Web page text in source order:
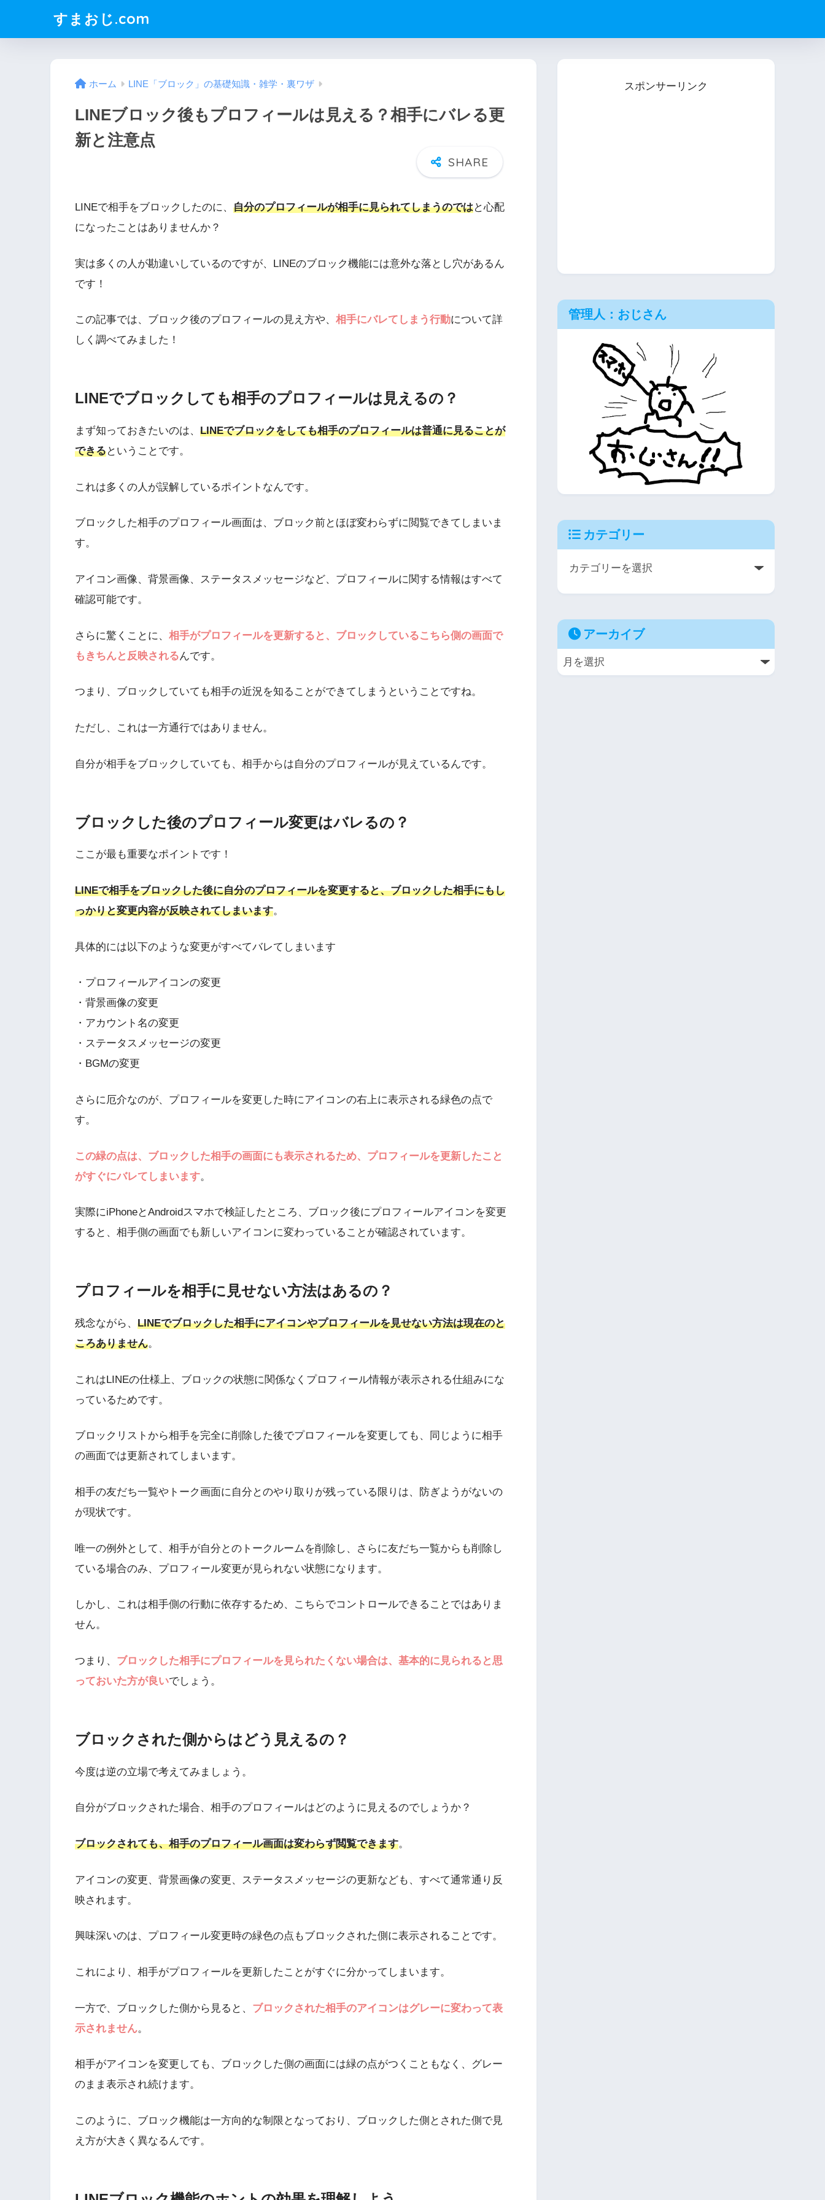
すまおじ.com
ホーム LINE「ブロック」の基礎知識・雑学・裏ワザ
LINEブロック後もプロフィールは見える？相手にバレる更
新と注意点
LINEで相手をブロックしたのに、 自分のプロフィールが相手に見られてしまうのではと心配
になったことはありませんか？
実は多くの人が勘違いしているのですが、LINEのブロック機能には意外な落とし穴があるん
です！
この記事では、ブロック後のプロフィールの見え方や、 相手にバレてしまう行動について詳
しく調べてみました！
LINEでブロックしても相手のプロフィールは見えるの？
まず知っておきたいのは、 LINEでブロックをしても相手のプロフィールは普通に見ることが
できるということです。
これは多くの人が誤解しているポイントなんです。
ブロックした相手のプロフィール画面は、ブロック前とほぼ変わらずに閲覧できてしまいま
す。
アイコン画像、背景画像、ステータスメッセージなど、プロフィールに関する情報はすべて
確認可能です。
さらに驚くことに、 相手がプロフィールを更新すると、ブロックしているこちら側の画面で
もきちんと反映されるんです。
つまり、ブロックしていても相手の近況を知ることができてしまうということですね。
ただし、これは一方通行ではありません。
自分が相手をブロックしていても、相手からは自分のプロフィールが見えているんです。
ブロックした後のプロフィール変更はバレるの？
ここが最も重要なポイントです！
LINEで相手をブロックした後に自分のプロフィールを変更すると、ブロックした相手にもし
っかりと変更内容が反映されてしまいます。
具体的には以下のような変更がすべてバレてしまいます
・プロフィールアイコンの変更
・背景画像の変更
・アカウント名の変更
・ステータスメッセージの変更
・BGMの変更
さらに厄介なのが、プロフィールを変更した時にアイコンの右上に表示される緑色の点で
す。
この緑の点は、ブロックした相手の画面にも表示されるため、プロフィールを更新したこと
がすぐにバレてしまいます。
実際にiPhoneとAndroidスマホで検証したところ、ブロック後にプロフィールアイコンを変更
すると、相手側の画面でも新しいアイコンに変わっていることが確認されています。
プロフィールを相手に見せない方法はあるの？
残念ながら、 LINEでブロックした相手にアイコンやプロフィールを見せない方法は現在のと
ころありません。
これはLINEの仕様上、ブロックの状態に関係なくプロフィール情報が表示される仕組みにな
っているためです。
ブロックリストから相手を完全に削除した後でプロフィールを変更しても、同じように相手
の画面では更新されてしまいます。
相手の友だち一覧やトーク画面に自分とのやり取りが残っている限りは、防ぎようがないの
が現状です。
唯一の例外として、相手が自分とのトークルームを削除し、さらに友だち一覧からも削除し
ている場合のみ、プロフィール変更が見られない状態になります。
しかし、これは相手側の行動に依存するため、こちらでコントロールできることではありま
せん。
つまり、 ブロックした相手にプロフィールを見られたくない場合は、基本的に見られると思
っておいた方が良いでしょう。
ブロックされた側からはどう見えるの？
今度は逆の立場で考えてみましょう。
自分がブロックされた場合、相手のプロフィールはどのように見えるのでしょうか？
ブロックされても、相手のプロフィール画面は変わらず閲覧できます。
アイコンの変更、背景画像の変更、ステータスメッセージの更新なども、すべて通常通り反
映されます。
興味深いのは、プロフィール変更時の緑色の点もブロックされた側に表示されることです。
これにより、相手がプロフィールを更新したことがすぐに分かってしまいます。
一方で、ブロックした側から見ると、 ブロックされた相手のアイコンはグレーに変わって表
示されません。
相手がアイコンを変更しても、ブロックした側の画面には緑の点がつくこともなく、グレー
のまま表示され続けます。
このように、ブロック機能は一方向的な制限となっており、ブロックした側とされた側で見
え方が大きく異なるんです。
スポンサーリンク
管理人：おじさん
カテゴリー
アーカイブ